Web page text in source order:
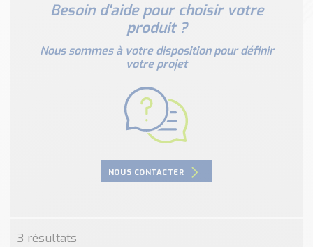
Nos outils et simulateurs
Téléchargement (Logiciels, Documents,..)
Formulaire sonde température
Convertisseur de pression
Formulaire Débitmètre
Calculateur maintien en température
Calculateur Chauffage/Liquide/Gaz
Besoin d'aide pour choisir votre
produit ?
Nous sommes à votre disposition pour définir
votre projet
NOUS CONTACTER
3 résultats